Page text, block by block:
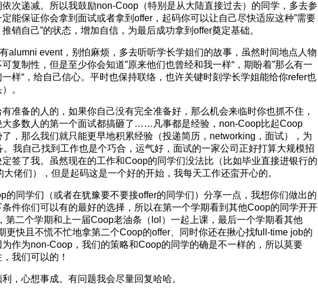
次递减。所以我鼓励non-Coop（特别是从大陆直接过去）的同学，多去参
能保证你会拿到面试或者拿到offer，起码你可以让自己尽快适应这种”需要
销自己”的状态，增加自信，为最后成功拿到offer奠定基础。
alumni event，别怕麻烦，多去听听学长学姐们的故事，虽然时间地点人物
复制性，但是至少你会知道”原来他们也曾经和我一样“，期盼着”那么有一
样“，给自己信心。平时也保持联络，也许关键时刻学长学姐能给你refer也
。
准备的人的，如果你自己没有完全准备好，那么机会来临时你也抓不住，
大多数人的第一个面试都搞砸了……凡事都是经验，non-Coop比起Coop
，那么我们就只能更早地积累经验（投递简历，networking，面试），为
我自己找到工作也是个巧合，运气好，面试的一家公司正好打算大规模招
定签了我。虽然现在的工作和Coop的同学们没法比（比如毕业直接进银行的
佬们），但是起码这是一个好的开始，我每天工作还蛮开心的。
的同学们（或者在犹豫要不要接offer的同学们）分享一点，我想你们做出的
件你们可以有的最好的选择，所以在第一个学期看到其他Coop的同学开开
第二个学期和上一届Coop老油条（lol）一起上课，最后一个学期看其他
更快且不慌不忙地拿第二个Coop的offer、同时你还在揪心找full-time job的
作为non-Coop，我们的策略和Coop的同学的确是不一样的，所以莫要
我们可以的！
，心想事成。有问题我会尽量回复哈哈。